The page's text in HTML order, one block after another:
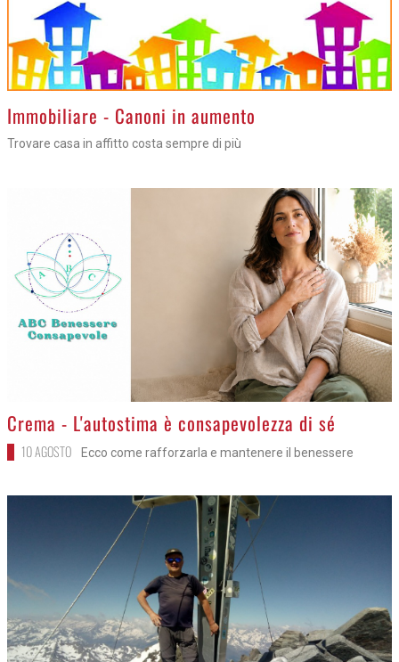
>Immobiliare - Canoni in aumento
Trovare casa in affitto costa sempre di più
>
Crema - L'autostima è consapevolezza di sé
10 AGOSTO Ecco come rafforzarla e mantenere il benessere